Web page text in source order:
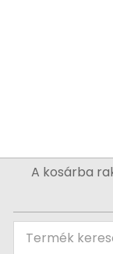
PrimaryA kosárba